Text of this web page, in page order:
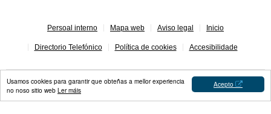
Acepto
Usamos cookies para garantir que obteñas a mellor experiencia
no noso sitio web Ler máis
Persoal interno Mapa web Aviso legal Inicio
Directorio Telefónico Política de cookies Accesibilidade